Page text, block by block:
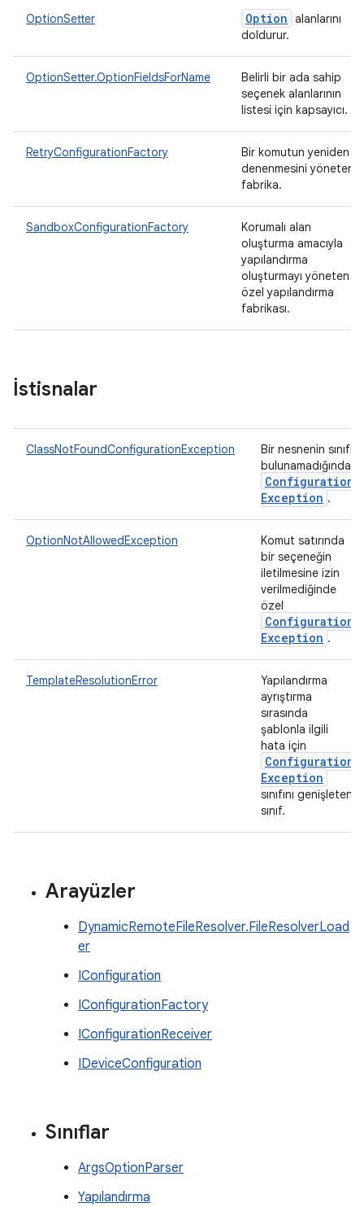
OptionSetter Option alanlarını
doldurur.
OptionSetter.OptionFieldsForName
Belirli bir ada sahip
seçenek alanlarının
listesi için kapsayıcı.
RetryConfigurationFactory
Bir komutun yeniden
denenmesini yöneten
fabrika.
SandboxConfigurationFactory
Korumalı alan
oluşturma amacıyla
yapılandırma
oluşturmayı yöneten
özel yapılandırma
fabrikası.
İstisnalar
ClassNotFoundConfigurationException
Bir nesnenin sınıfı
bulunamadığında
Configuration
Exception .
OptionNotAllowedException
Komut satırında
bir seçeneğin
iletilmesine izin
verilmediğinde
özel
Configuration
Exception .
TemplateResolutionError
Yapılandırma
ayrıştırma
sırasında
şablonla ilgili
hata için
Configuration
Exception
sınıfını genişleten
sınıf.
Arayüzler
DynamicRemoteFileResolver.FileResolverLoad
er
IConfiguration
IConfigurationFactory
IConfigurationReceiver
IDeviceConfiguration
Sınıflar
ArgsOptionParser
Yapılandırma